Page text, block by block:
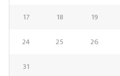
17
18 19
24
25 26
31